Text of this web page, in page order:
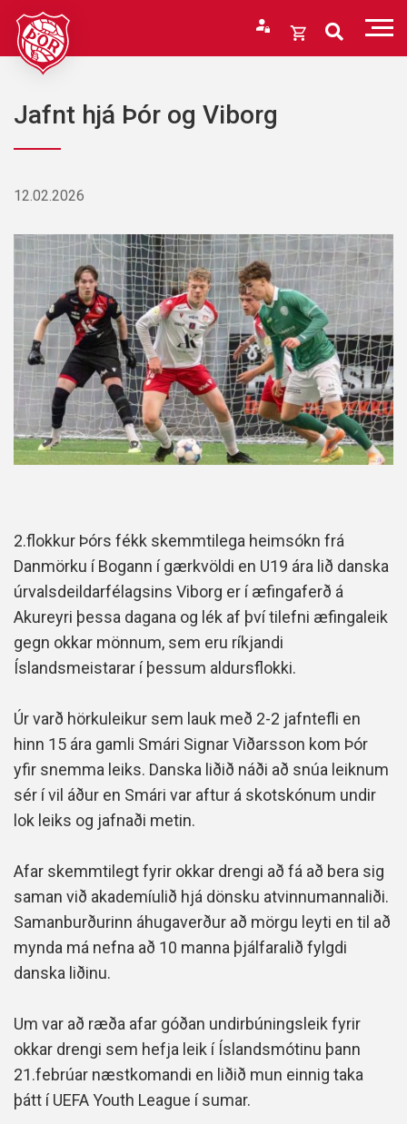
Fara
efni
Opna
Karfan þín
Jafnt hjá Þór og Viborg
12.02.2026
2.flokkur Þórs fékk skemmtilega heimsókn frá
Danmörku í Bogann í gærkvöldi en U19 ára lið danska
úrvalsdeildarfélagsins Viborg er í æfingaferð á
Akureyri þessa dagana og lék af því tilefni æfingaleik
gegn okkar mönnum, sem eru ríkjandi
Íslandsmeistarar í þessum aldursflokki.
Úr varð hörkuleikur sem lauk með 2-2 jafntefli en
hinn 15 ára gamli Smári Signar Viðarsson kom Þór
yfir snemma leiks. Danska liðið náði að snúa leiknum
sér í vil áður en Smári var aftur á skotskónum undir
lok leiks og jafnaði metin.
Afar skemmtilegt fyrir okkar drengi að fá að bera sig
saman við akademíulið hjá dönsku atvinnumannaliði.
Samanburðurinn áhugaverður að mörgu leyti en til að
mynda má nefna að 10 manna þjálfaralið fylgdi
danska liðinu.
Um var að ræða afar góðan undirbúningsleik fyrir
okkar drengi sem hefja leik í Íslandsmótinu þann
21.febrúar næstkomandi en liðið mun einnig taka
þátt í UEFA Youth League í sumar.